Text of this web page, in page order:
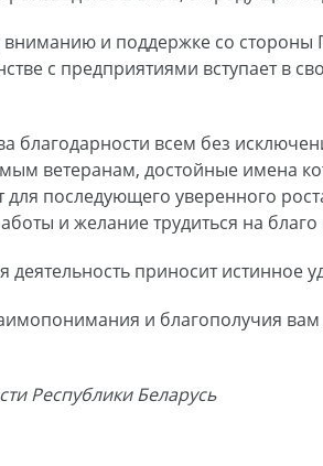
и поддержке со стороны
с предприятиями вступает в
благодарности всем без
ветеранам, достойные имена
последующего уверенного
и желание трудиться на
деятельность приносит
и благополучия
Республики Беларусь